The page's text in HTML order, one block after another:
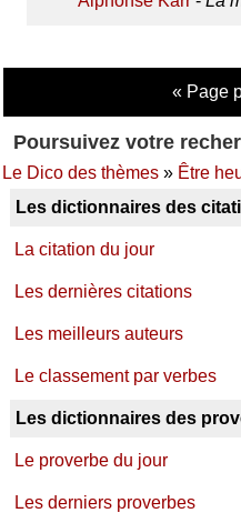
« Page
Poursuivez votre
Le Dico des thèmes» Être
Les dictionnaires des
La citation du jour
Les dernières citations
Les meilleurs auteurs
Le classement par verbes
Les dictionnaires des
Le proverbe du jour
Les derniers proverbes